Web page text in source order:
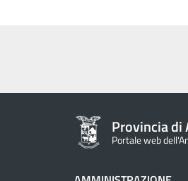
Provincia di
Portale web